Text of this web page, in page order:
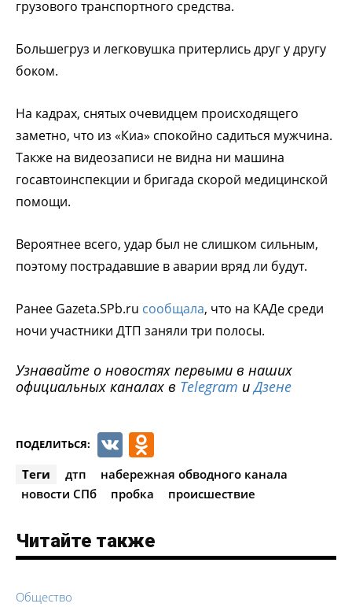
грузового транспортного средства.
Большегруз и легковушка притерлись друг у другу
боком.
На кадрах, снятых очевидцем происходящего
заметно, что из «Киа» спокойно садиться мужчина.
Также на видеозаписи не видна ни машина
госавтоинспекции и бригада скорой медицинской
помощи.
Вероятнее всего, удар был не слишком сильным,
поэтому пострадавшие в аварии вряд ли будут.
Ранее Gazeta.SPb.ru сообщала, что на КАДе среди
ночи участники ДТП заняли три полосы.
Узнавайте о новостях первыми в наших
официальных каналах в Telegram иДзене
ПОДЕЛИТЬСЯ: VK
Теги дтп
набережная обводного канала
новости СПб
пробка происшествие
Читайте также
Общество